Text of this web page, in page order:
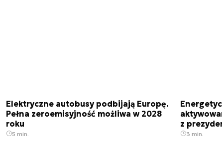
Elektryczne autobusy podbijają Europę.
Pełna zeroemisyjność możliwa w 2028
roku
5 min.
z
3 min.